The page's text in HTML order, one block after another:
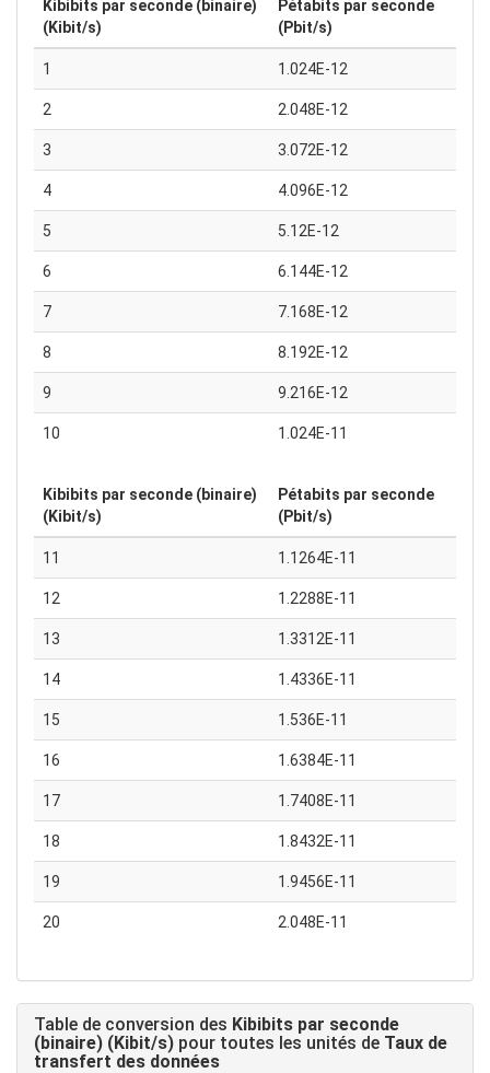
Kibibits par seconde (binaire)
(Kibit/s)
Pétabits par seconde
(Pbit/s)
1 1.024E-12
2 2.048E-12
3 3.072E-12
4 4.096E-12
5 5.12E-12
6 6.144E-12
7 7.168E-12
8 8.192E-12
9 9.216E-12
10 1.024E-11
Kibibits par seconde (binaire)
(Kibit/s)
Pétabits par seconde
(Pbit/s)
11 1.1264E-11
12 1.2288E-11
13 1.3312E-11
14 1.4336E-11
15 1.536E-11
16 1.6384E-11
17 1.7408E-11
18 1.8432E-11
19 1.9456E-11
20 2.048E-11
Table de conversion des Kibibits par seconde
(binaire) (Kibit/s) pour toutes les unités de Taux de
transfert des données